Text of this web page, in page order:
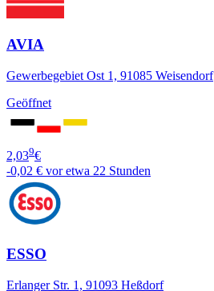
AVIA
Gewerbegebiet Ost 1, 91085 Weisendorf
Geöffnet
2,039€
-0,02 € vor etwa 22 Stunden
ESSO
Erlanger Str. 1, 91093 Heßdorf